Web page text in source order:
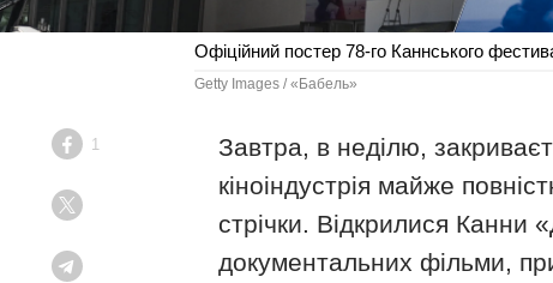
Офіційний постер 78-го Каннського
Getty Images / «Бабель»
Facebook
1
Завтра, в неділю,
кіноіндустрія майже
стрічки. Відкрилися Канни
документальних фільми,